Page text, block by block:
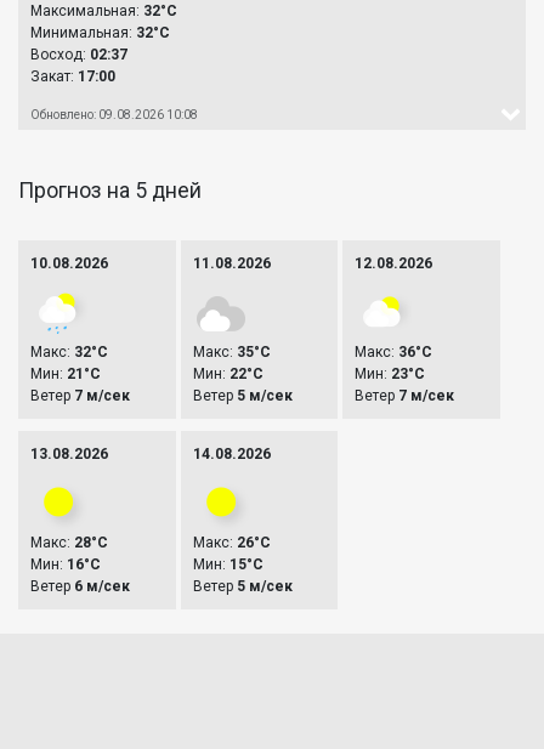
Максимальная: 32°C
Минимальная: 32°C
Восход: 02:37
Закат: 17:00
Обновлено: 09.08.2026 10:08
Прогноз на 5 дней
10.08.2026
Макс: 32°C
Мин: 21°C
Ветер 7 м/сек
11.08.2026
Макс: 35°C
Мин: 22°C
Ветер 5 м/сек
12.08.2026
Макс: 36°C
Мин: 23°C
Ветер 7 м/сек
13.08.2026
Макс: 28°C
Мин: 16°C
Ветер 6 м/сек
14.08.2026
Макс: 26°C
Мин: 15°C
Ветер 5 м/сек